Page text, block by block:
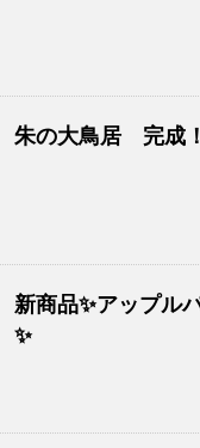
朱の大鳥居 完成！
新商品✨アップル
✨